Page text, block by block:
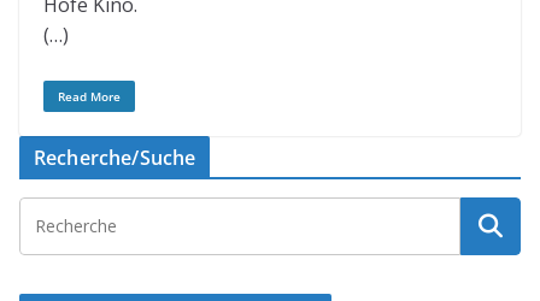
(…)
Read More
Recherche/Suche